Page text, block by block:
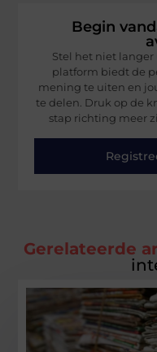
Begin
Stel het niet
platform biedt de
mening te uiten en
te delen. Druk op de
stap richting meer
Gerelateerde